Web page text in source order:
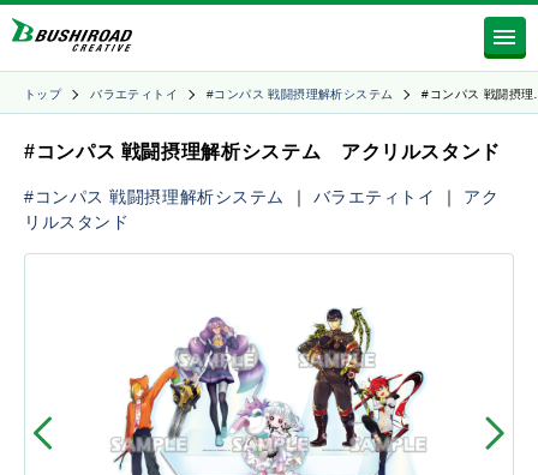
トップ バラエティトイ #コンパス 戦闘摂理解析システム #コンパス 戦闘摂
#コンパス 戦闘摂理解析システム アクリルスタンド
#コンパス 戦闘摂理解析システム ｜ バラエティトイ ｜ アク
リルスタンド